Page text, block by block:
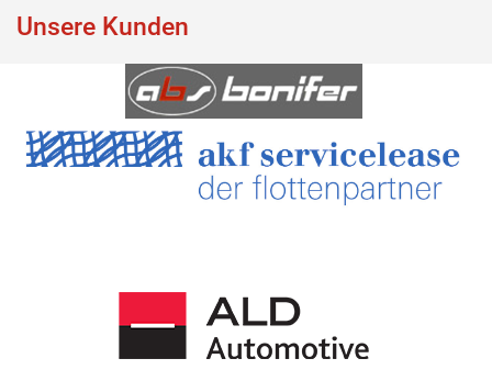
Unsere Kunden